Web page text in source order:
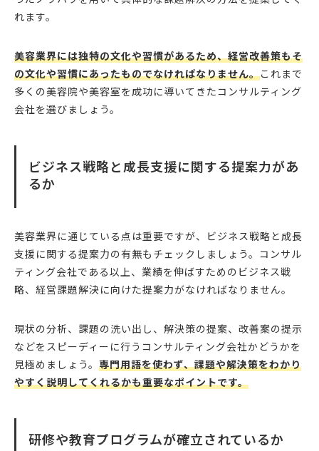
れます。
美容業界には独特の文化や習慣があるため、経営改善策もそ
の文化や習慣にあったものでなければなりません。これまで
多くの美容院や美容室を成功に導いてきたコンサルティング
会社を選びましょう。
ビジネス戦略と成長支援に関する提案力があ
るか
美容業界に通じている点は重要ですが、ビジネス戦略と成長
支援に関する提案力の有無もチェックしましょう。コンサル
ティング会社である以上、業績を伸ばすためのビジネス戦
略、経営課題解決に向けた提案力がなければなりません。
現状の分析、課題の洗い出し、解決策の提案、改善案の提示
などをスピーディーに行うコンサルティング会社かどうかを
見極めましょう。 専門用語を使わず、課題や解決策をわかり
やすく説明してくれるかも重要なポイントです。
研修や教育プログラムが確立されているか